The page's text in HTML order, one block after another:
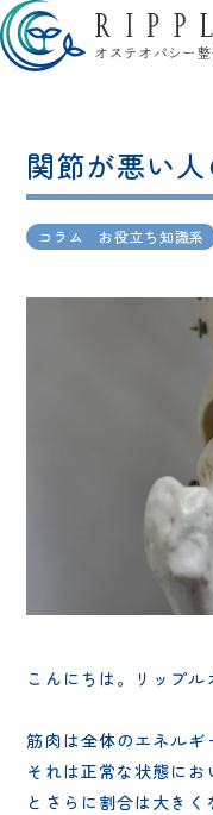
関節が悪い
コラム お役立ち知識系
こんにちは。リップル
筋肉は全体のエネルギ
それは正常な状態に
とさらに割合は大きく